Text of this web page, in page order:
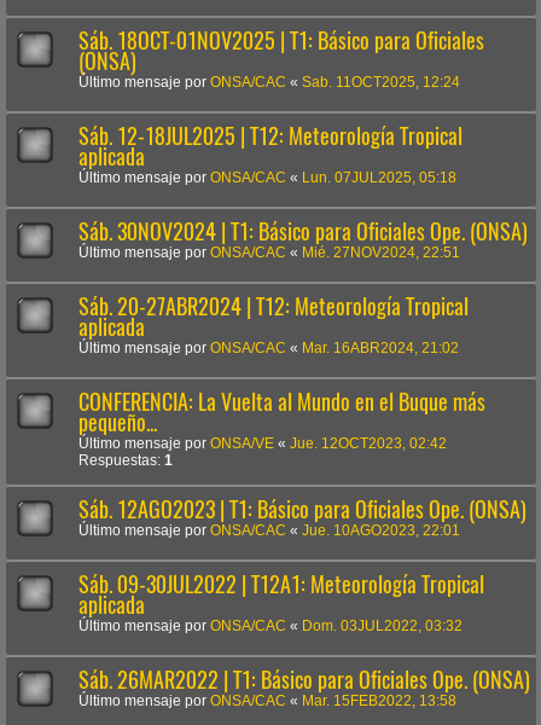
Sáb. 18OCT-01NOV2025 | T1: Básico para Oficiales
(ONSA)
Último mensaje por ONSA/CAC « Sab. 11OCT2025, 12:24
Sáb. 12-18JUL2025 | T12: Meteorología Tropical
aplicada
Último mensaje por ONSA/CAC « Lun. 07JUL2025, 05:18
Sáb. 30NOV2024 | T1: Básico para Oficiales Ope. (ONSA)
Último mensaje por ONSA/CAC « Mié. 27NOV2024, 22:51
Sáb. 20-27ABR2024 | T12: Meteorología Tropical
aplicada
Último mensaje por ONSA/CAC « Mar. 16ABR2024, 21:02
CONFERENCIA: La Vuelta al Mundo en el Buque más
pequeño...
Último mensaje por ONSA/VE « Jue. 12OCT2023, 02:42
Respuestas: 1
Sáb. 12AGO2023 | T1: Básico para Oficiales Ope. (ONSA)
Último mensaje por ONSA/CAC « Jue. 10AGO2023, 22:01
Sáb. 09-30JUL2022 | T12A1: Meteorología Tropical
aplicada
Último mensaje por ONSA/CAC « Dom. 03JUL2022, 03:32
Sáb. 26MAR2022 | T1: Básico para Oficiales Ope. (ONSA)
Último mensaje por ONSA/CAC « Mar. 15FEB2022, 13:58